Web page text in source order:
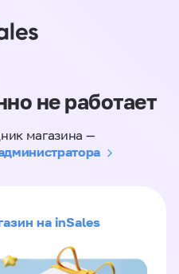
не работает
магазина —
на inSales